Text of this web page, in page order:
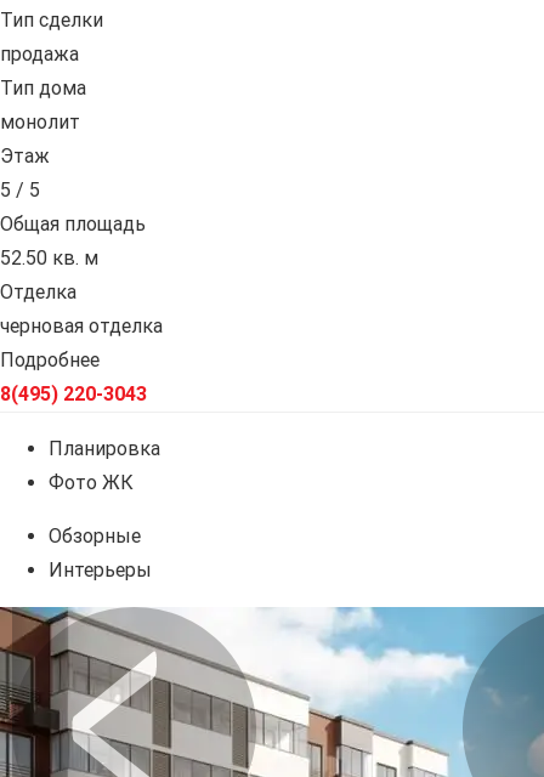
Тип сделки
продажа
Тип дома
монолит
Этаж
5 / 5
Общая площадь
52.50 кв. м
Отделка
черновая отделка
Подробнее
8(495) 220-3043
Планировка
Фото ЖК
Обзорные
Интерьеры